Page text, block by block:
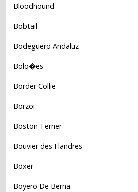
Bloodhound
Bobtail
Bodeguero Andaluz
Bolo�es
Border Collie
Borzoi
Boston Terrier
Bouvier des Flandres
Boxer
Boyero De Berna